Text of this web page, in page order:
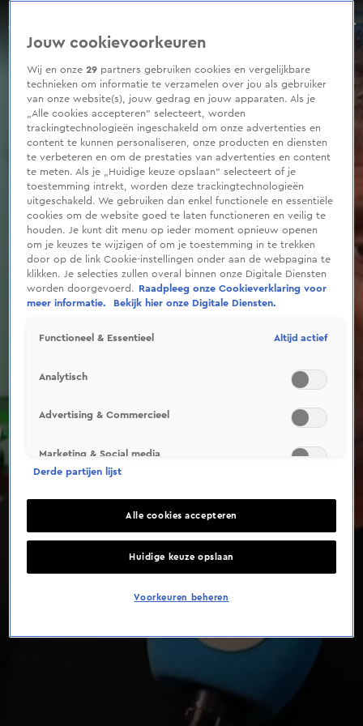
Wolter Kroes geraakt door plots overlijden René Karst
Aflevering 324, Seizoen 2025
of
seconds
Jouw cookievoorkeuren
Wij en onze29 partners gebruiken cookies en vergelijkbare
technieken om informatie te verzamelen over jou als gebruiker
van onze website(s), jouw gedrag en jouw apparaten. Als je
„Alle cookies accepteren” selecteert, worden
trackingtechnologieën ingeschakeld om onze advertenties en
content te kunnen personaliseren, onze producten en diensten
te verbeteren en om de prestaties van advertenties en content
te meten. Als je „Huidige keuze opslaan” selecteert of je
toestemming intrekt, worden deze trackingtechnologieën
uitgeschakeld. We gebruiken dan enkel functionele en essentiële
cookies om de website goed te laten functioneren en veilig te
houden. Je kunt dit menu op ieder moment opnieuw openen
om je keuzes te wijzigen of om je toestemming in te trekken
door op de link Cookie-instellingen onder aan de webpagina te
klikken. Je selecties zullen overal binnen onze Digitale Diensten
worden doorgevoerd.
Raadpleeg onze Cookieverklaring voor
meer informatie.
Bekijk hier onze Digitale Diensten.
Functioneel & Essentieel Altijd actief
Analytisch
Advertising & Commercieel
Marketing & Social media
Derde partijen lijst
Alle cookies accepteren
Huidige keuze opslaan
Voorkeuren beheren